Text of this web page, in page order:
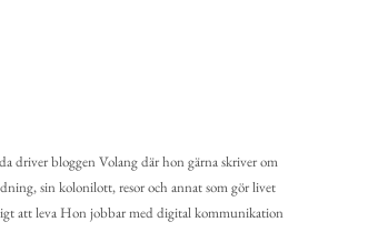
driver bloggen Volang där hon gärna skriver om
sin kolonilott, resor och annat som gör livet
att leva Hon jobbar med digital kommunikation